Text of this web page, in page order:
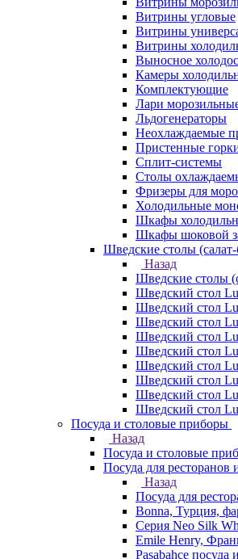
Витрины угловые
Витрины
Витрины
Выносное
Камеры
Комплектующие
Лари
Льдогенераторы
Неохлаждаемые
Пристенные
Сплит-системы
Столы
Фризеры для
Холодильные
Шкафы
Шкафы шоковой
Шведские столы
Назад
Шведские столы
Шведский стол
Шведский стол
Шведский стол
Шведский стол
Шведский стол
Шведский стол
Шведский стол
Шведский стол
Шведский стол
Посуда и столовые приборы
Назад
Посуда и столовые
Посуда для ресторанов
Назад
Посуда для
Bonna, Турция,
Cерия Neo Silk
Emile Henry,
Pasabahce посуда